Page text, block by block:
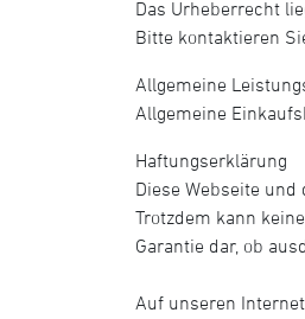
Das Urheberrecht
Bitte kontaktieren
Allgemeine
Allgemeine
Haftungserklärung
Diese Webseite
Trotzdem kann
Garantie dar, ob
Auf unseren